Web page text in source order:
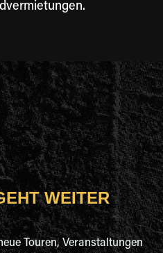
WEITER
Touren, Veranstaltungen